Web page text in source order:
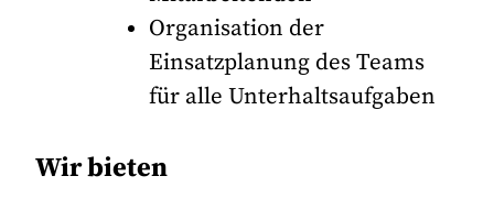
Organisation der
Einsatzplanung des Teams
für alle Unterhaltsaufgaben
Wir bieten